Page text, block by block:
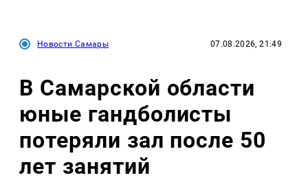
Новости Самары 07.08.2026, 21:49
В Самарской области
юные гандболисты
потеряли зал после 50
лет занятий